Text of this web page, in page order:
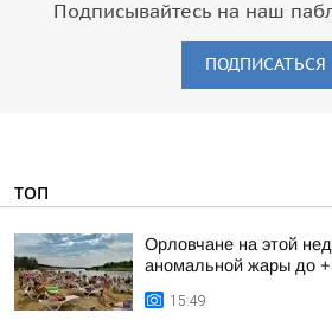
Подписывайтесь на наш
ПОДПИСАТЬСЯ
ТОП
Орловчане на этой
аномальной жары до
15:49